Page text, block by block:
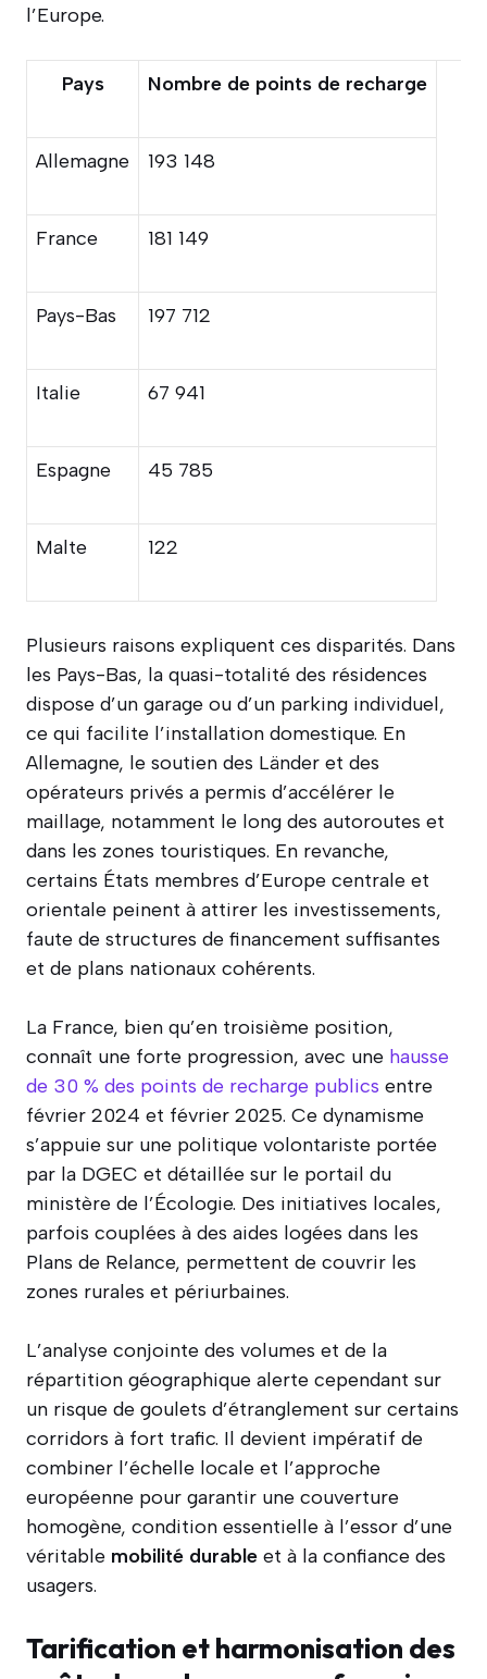
l’Europe.
Pays Nombre de points de recharge
Allemagne 193 148
France 181 149
Pays-Bas 197 712
Italie 67 941
Espagne 45 785
Malte 122
Plusieurs raisons expliquent ces disparités. Dans
les Pays-Bas, la quasi-totalité des résidences
dispose d’un garage ou d’un parking individuel,
ce qui facilite l’installation domestique. En
Allemagne, le soutien des Länder et des
opérateurs privés a permis d’accélérer le
maillage, notamment le long des autoroutes et
dans les zones touristiques. En revanche,
certains États membres d’Europe centrale et
orientale peinent à attirer les investissements,
faute de structures de financement suffisantes
et de plans nationaux cohérents.
La France, bien qu’en troisième position,
connaît une forte progression, avec une hausse
de 30 % des points de recharge publics entre
février 2024 et février 2025. Ce dynamisme
s’appuie sur une politique volontariste portée
par la DGEC et détaillée sur le portail du
ministère de l’Écologie. Des initiatives locales,
parfois couplées à des aides logées dans les
Plans de Relance, permettent de couvrir les
zones rurales et périurbaines.
L’analyse conjointe des volumes et de la
répartition géographique alerte cependant sur
un risque de goulets d’étranglement sur certains
corridors à fort trafic. Il devient impératif de
combiner l’échelle locale et l’approche
européenne pour garantir une couverture
homogène, condition essentielle à l’essor d’une
véritable mobilité durable et à la confiance des
usagers.
Tarification et harmonisation des